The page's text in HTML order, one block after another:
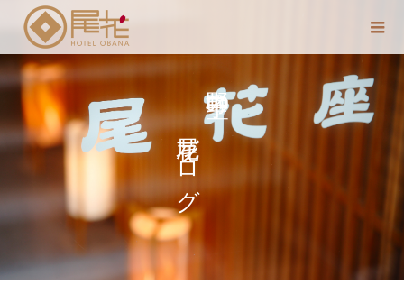
中野 聖子の
尾花ブログ